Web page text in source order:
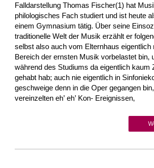
Falldarstellung Thomas Fischer(1) hat
philologisches Fach studiert und ist heute
einem Gymnasium tätig. Über seine
traditionelle Welt der Musik erzählt er
selbst also auch vom Elternhaus eigentlich
Bereich der ernsten Musik vorbelastet bin,
während des Studiums da eigentlich kaum
gehabt hab; auch nie eigentlich in
geschweige denn in die Oper gegangen
vereinzelten eh’ eh’ Kon- Ereignissen,